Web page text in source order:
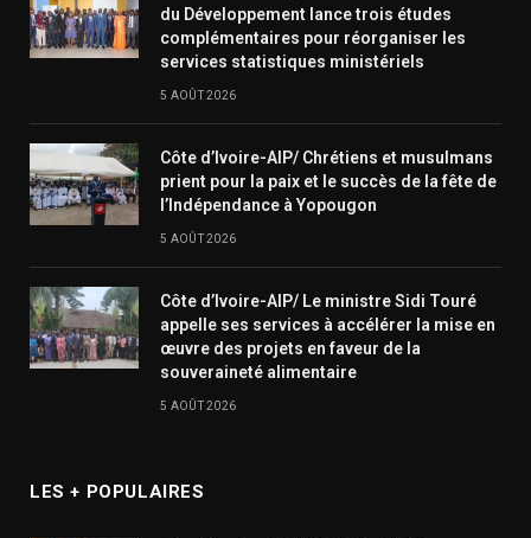
du Développement lance trois études
complémentaires pour réorganiser les
services statistiques ministériels
5 AOÛT 2026
Côte d’Ivoire-AIP/ Chrétiens et musulmans
prient pour la paix et le succès de la fête de
l’Indépendance à Yopougon
5 AOÛT 2026
Côte d’Ivoire-AIP/ Le ministre Sidi Touré
appelle ses services à accélérer la mise en
œuvre des projets en faveur de la
souveraineté alimentaire
5 AOÛT 2026
LES + POPULAIRES